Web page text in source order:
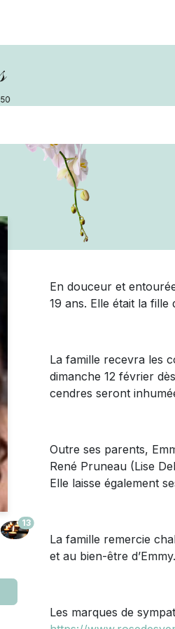
13
En douceur et
19 ans. Elle était la fille
La famille recevra les
dimanche 12 février
cendres seront
Outre ses parents,
René Pruneau (Lise
Elle laisse également
La famille remercie
et au bien-être d’Emmy.
Les marques de